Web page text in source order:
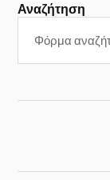
Αναζήτηση